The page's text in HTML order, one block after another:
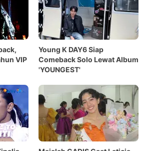
VIP
Young K DAY6 Siap
Comeback Solo Lewat Album
'YOUNGEST'